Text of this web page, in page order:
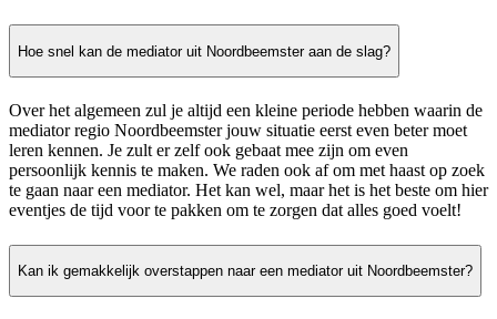
Hoe snel kan de mediator uit Noordbeemster aan de slag?
Over het algemeen zul je altijd een kleine periode hebben waarin de
mediator regio Noordbeemster jouw situatie eerst even beter moet
leren kennen. Je zult er zelf ook gebaat mee zijn om even
persoonlijk kennis te maken. We raden ook af om met haast op zoek
te gaan naar een mediator. Het kan wel, maar het is het beste om hier
eventjes de tijd voor te pakken om te zorgen dat alles goed voelt!
Kan ik gemakkelijk overstappen naar een mediator uit Noordbeemster?